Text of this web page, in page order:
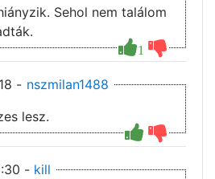
1
Sehol nem találom
- nszmilan1488
lesz.
- kill